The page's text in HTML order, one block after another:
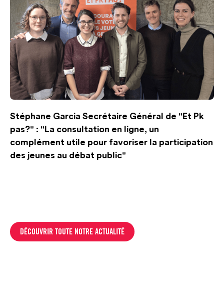
Stéphane Garcia Secrétaire Général de "Et Pk
pas?" : "La consultation en ligne, un
complément utile pour favoriser la participation
des jeunes au débat public"
DÉCOUVRIR TOUTE NOTRE ACTUALITÉ